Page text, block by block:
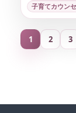
子育てカウン
1 2 3